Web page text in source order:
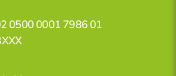
0500 0001 7986 01